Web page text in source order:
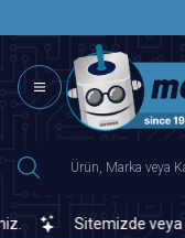
Sitemizde veya